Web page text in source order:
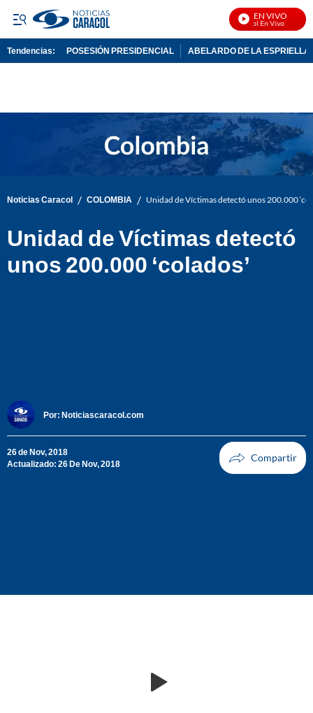
EN VIVO
Noticias Caracol En Vivo
Tendencias: POSESIÓN PRESIDENCIAL ABELARDO DE LA ESPRIELLA
Noticias Caracol / COLOMBIA / Unidad de Víctimas detectó unos 200.000
Unidad de Víctimas detectó
unos 200.000 ‘colados’
Por: Noticiascaracol.com
26 de Nov, 2018
Actualizado: 26 De Nov, 2018